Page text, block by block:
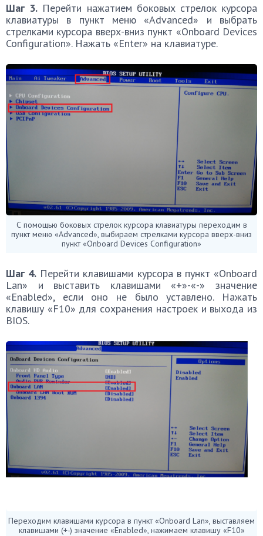
Шаг 3. Перейти нажатием боковых стрелок курсора
клавиатуры в пункт меню «Advanced» и выбрать
стрелками курсора вверх-вниз пункт «Onboard Devices
Configuration». Нажать «Enter» на клавиатуре.
С помощью боковых стрелок курсора клавиатуры переходим в
пункт меню «Advanced», выбираем стрелками курсора вверх-вниз
пункт «Onboard Devices Configuration»
Шаг 4. Перейти клавишами курсора в пункт «Onboard
Lan» и выставить клавишами «+»-«-» значение
«Enabled», если оно не было уставлено. Нажать
клавишу «F10» для сохранения настроек и выхода из
BIOS.
Переходим клавишами курсора в пункт «Onboard Lan», выставляем
клавишами (+-) значение «Enabled», нажимаем клавишу «F10»